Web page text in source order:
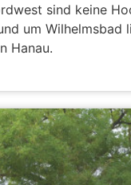
sind keine
um Wilhelmsbad
Hanau.